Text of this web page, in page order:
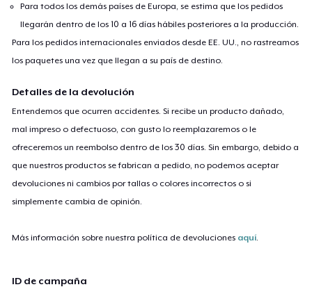
Para todos los demás países de Europa, se estima que los pedidos
llegarán dentro de los 10 a 16 días hábiles posteriores a la producción.
Para los pedidos internacionales enviados desde EE. UU., no rastreamos
los paquetes una vez que llegan a su país de destino.
Detalles de la devolución
Entendemos que ocurren accidentes. Si recibe un producto dañado,
mal impreso o defectuoso, con gusto lo reemplazaremos o le
ofreceremos un reembolso dentro de los 30 días. Sin embargo, debido a
que nuestros productos se fabrican a pedido, no podemos aceptar
devoluciones ni cambios por tallas o colores incorrectos o si
simplemente cambia de opinión.
Más información sobre nuestra política de devoluciones aquí.
ID de campaña